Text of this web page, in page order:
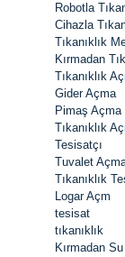
Robotla
Cihazla
Tıkanıklık
Kırmadan
Tıkanıklık
Gider Açma
Pimaş Açma
Tıkanıklık
Tesisatçı
Tuvalet
Tıkanıklık
Logar Açm
tesisat
tıkanıklık
Kırmadan